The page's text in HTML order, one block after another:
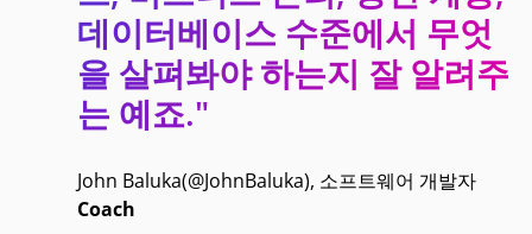
데이터베이스 수준에서 무엇
을 살펴봐야 하는지 잘 알려주
는 예죠."
John Baluka(@JohnBaluka), 소프트웨어 개발자
Coach